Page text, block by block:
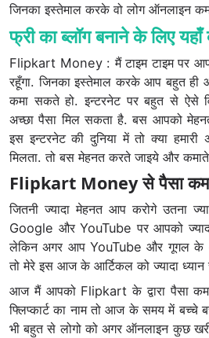
जिनका इस्तेमाल करके वो लोग ऑनलाइन
फ्री का ब्लॉग बनाने के लिए
Flipkart Money : मैं टाइम टाइम पर
रहूँगा. जिनका इस्तेमाल करके आप बहुत ही
कमा सकते हो. इन्टरनेट पर बहुत से ऐसे
अच्छा पैसा मिल सकता है. बस आपको
इस इन्टरनेट की दुनिया में तो क्या
मिलता. तो बस मेहनत करते जाइये और
Flipkart Money से पैसा
जितनी ज्यादा मेहनत आप करोगे उतना
Google और YouTube पर आपको
लेकिन अगर आप YouTube और गूगल के
तो मेरे इस आज के आर्टिकल को ज्यादा
आज मैं आपको Flipkart के द्वारा पैसा
फ्लिप्कार्ट का नाम तो आज के समय में
भी बहुत से लोगो को अगर ऑनलाइन कुछ